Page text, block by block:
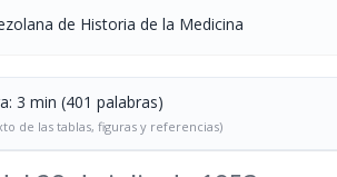
de Historia de la Medicina
3 min (401 palabras)
de las tablas, figuras y referencias)